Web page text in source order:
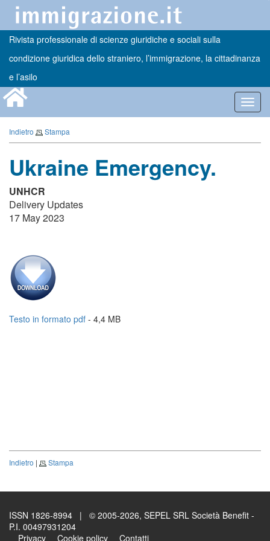
Rivista professionale di scienze giuridiche e sociali sulla
condizione giuridica dello straniero, l’immigrazione, la cittadinanza
e l’asilo
Indietro Stampa
Ukraine Emergency.
UNHCR
Delivery Updates
17 May 2023
Testo in formato pdf - 4,4 MB
Indietro | Stampa
ISSN 1826-8994 | © 2005-2026, SEPEL SRL Società Benefit -
P.I. 00497931204
Privacy
Cookie policy Contatti